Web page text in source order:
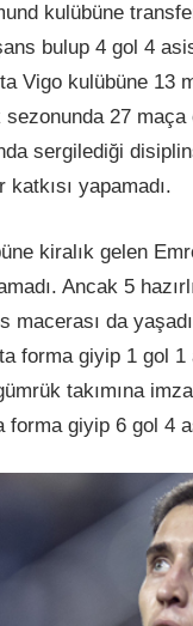
kulübüne
bulup 4 gol 4
Vigo kulübüne 13
27
sergilediği
yapamadı.
kiralık gelen
Ancak 5
macerası da
forma giyip 1 gol
takımına
forma giyip 6 gol 4